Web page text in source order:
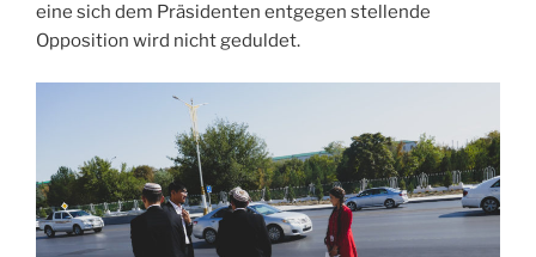
eine sich dem Präsidenten entgegen stellende
Opposition wird nicht geduldet.